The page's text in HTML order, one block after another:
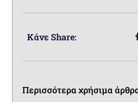
Κάνε Share:
Περισσότερα χρήσιμα